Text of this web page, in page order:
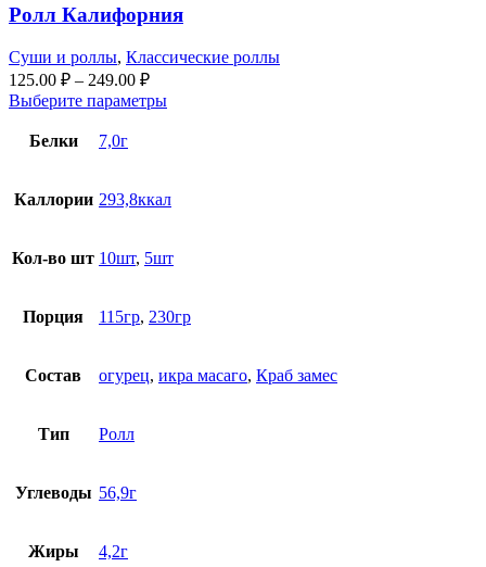
Ролл Калифорния
Суши и роллы, Классические роллы
125.00 ₽ – 249.00 ₽
Выберите параметры
Белки 7,0г
Каллории 293,8ккал
Кол-во шт 10шт, 5шт
Порция 115гр, 230гр
Состав огурец, икра масаго, Краб замес
Тип Ролл
Углеводы 56,9г
Жиры 4,2г